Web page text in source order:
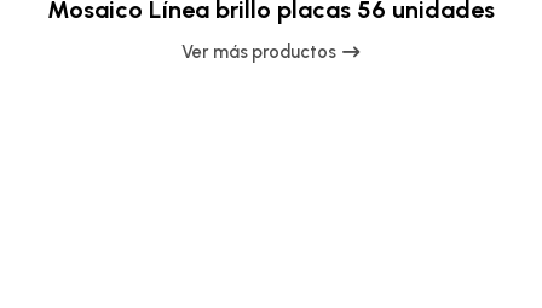
Mosaico Línea brillo placas 56 unidades
Ver más productos